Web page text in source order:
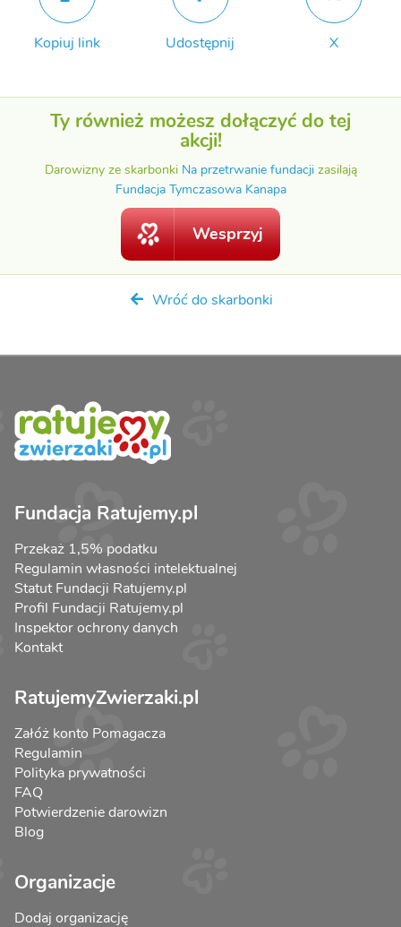
Kopiuj link Udostępnij X
Ty również możesz dołączyć do tej
akcji!
Darowizny ze skarbonki Na przetrwanie fundacjizasilają
Fundacja Tymczasowa Kanapa
Wesprzyj
Wróć do skarbonki
Fundacja Ratujemy.pl
Przekaż 1,5% podatku
Regulamin własności intelektualnej
Statut Fundacji Ratujemy.pl
Profil Fundacji Ratujemy.pl
Inspektor ochrony danych
Kontakt
RatujemyZwierzaki.pl
Załóż konto Pomagacza
Regulamin
Polityka prywatności
FAQ
Potwierdzenie darowizn
Blog
Organizacje
Dodaj organizację